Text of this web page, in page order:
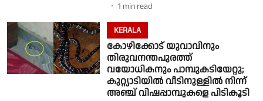
1 min read
KERALA
കോഴിക്കോട് യുവാവിനും
തിരുവനന്തപുരത്ത്
വയോധികനും പാമ്പുകടിയേറ്റു;
കുറ്റ്യാടിയിൽ വീടിനുള്ളിൽ നിന്ന്
അഞ്ച് വിഷപ്പാമ്പുകളെ പിടികൂടി